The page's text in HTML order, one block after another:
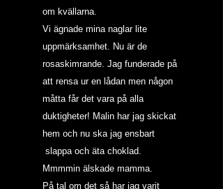
om kvällarna.
Vi ägnade mina naglar lite
uppmärksamhet. Nu är de
rosaskimrande. Jag funderade på
att rensa ur en lådan men någon
måtta får det vara på alla
duktigheter! Malin har jag skickat
hem och nu ska jag ensbart
slappa och äta choklad.
Mmmmin älskade mamma.
På tal om det så har jag varit